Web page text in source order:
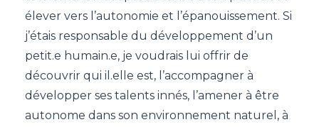
élever vers l’autonomie et l’épanouissement. Si
j’étais responsable du développement d’un
petit.e humain.e, je voudrais lui offrir de
découvrir qui il.elle est, l’accompagner à
développer ses talents innés, l’amener à être
autonome dans son environnement naturel, à